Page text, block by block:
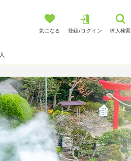
気になる 登録/ログイン 求人検索